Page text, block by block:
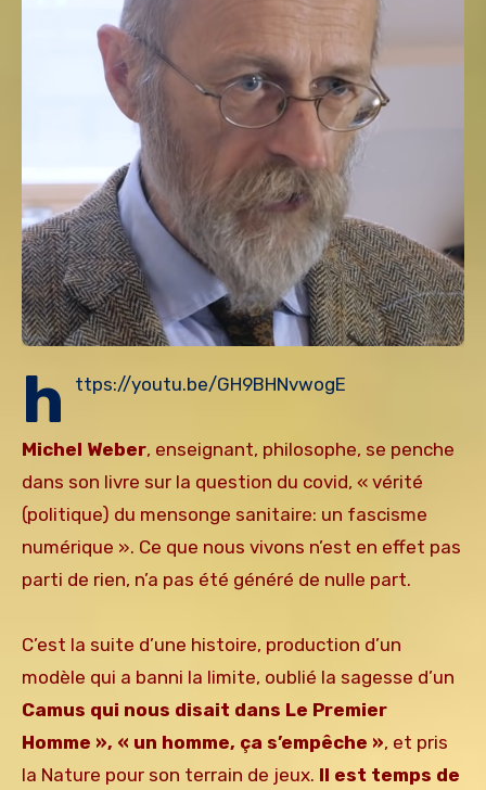
h ttps://youtu.be/GH9BHNvwogE
Michel Weber, enseignant, philosophe, se penche
dans son livre sur la question du covid, « vérité
(politique) du mensonge sanitaire: un fascisme
numérique ». Ce que nous vivons n’est en effet pas
parti de rien, n’a pas été généré de nulle part.
C’est la suite d’une histoire, production d’un
modèle qui a banni la limite, oublié la sagesse d’un
Camus qui nous disait dans Le Premier
Homme », « un homme, ça s’empêche », et pris
la Nature pour son terrain de jeux. Il est temps de